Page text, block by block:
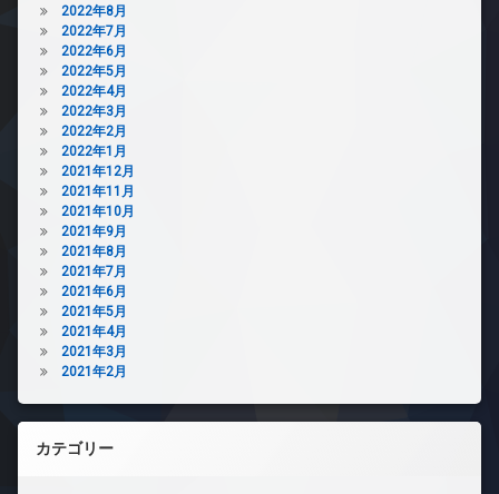
2022年8月
2022年7月
2022年6月
2022年5月
2022年4月
2022年3月
2022年2月
2022年1月
2021年12月
2021年11月
2021年10月
2021年9月
2021年8月
2021年7月
2021年6月
2021年5月
2021年4月
2021年3月
2021年2月
カテゴリー